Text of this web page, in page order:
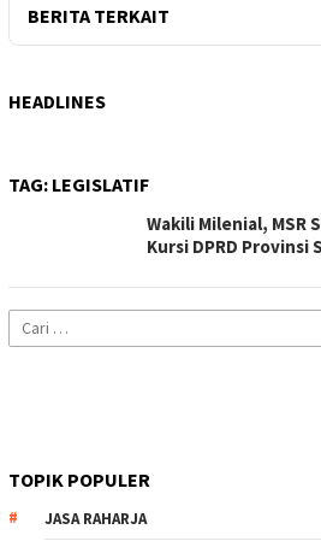
BERITA TERKAIT
HEADLINES
TAG: LEGISLATIF
Wakili Milenial, MSR
Kursi DPRD Provinsi
Cari
untuk:
TOPIK POPULER
JASA RAHARJA